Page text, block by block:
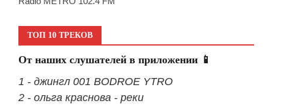
ТОП 10 ТРЕКОВ
От наших слушателей в приложении 📱
1 - джингл 001 BODROE YTRO
2 - ольга краснова - реки